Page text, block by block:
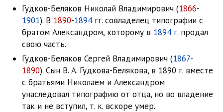
Гудков-Беляков Николай Владимирович (1866-
1901). В 1890-1894гг. совладелец типографии с
братом Александром, которому в 1894 г. продал
свою часть.
Гудков-Беляков Сергей Владимирович (1867-
1890). Сын В. А. Гудкова-Белякова, в 1890 г. вместе
с братьями Николаем и Александром
унаследовал типографию от отца, но во владение
так и не вступил, т. к. вскоре умер.